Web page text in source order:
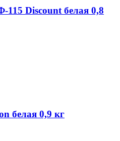
Discount белая 0,8
белая 0,9 кг